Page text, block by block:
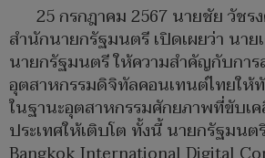
25 กรกฎาคม 2567 นายชัย วัชร
สำนักนายกรัฐมนตรี เปิดเผยว่า นาย
นายกรัฐมนตรี ให้ความสำคัญกับการ
อุตสาหกรรมดิจิทัลคอนเทนต์ไทยให้
ในฐานะอุตสาหกรรมศักยภาพที่ขับเ
ประเทศให้เติบโต ทั้งนี้ นายกรัฐมนต